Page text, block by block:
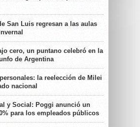
San Luis regresan a las aulas
cero, un puntano celebró en la
de Argentina
la reelección de Milei
nacional
y Social: Poggi anunció un
para los empleados públicos